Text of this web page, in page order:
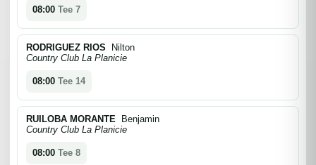
08:00 Tee 7
RODRIGUEZ RIOS Nilton
Country Club La Planicie
08:00 Tee 14
RUILOBA MORANTE Benjamin
Country Club La Planicie
08:00 Tee 8